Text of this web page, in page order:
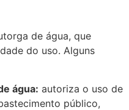
de água, que
do uso. Alguns
água: autoriza o uso de
público,